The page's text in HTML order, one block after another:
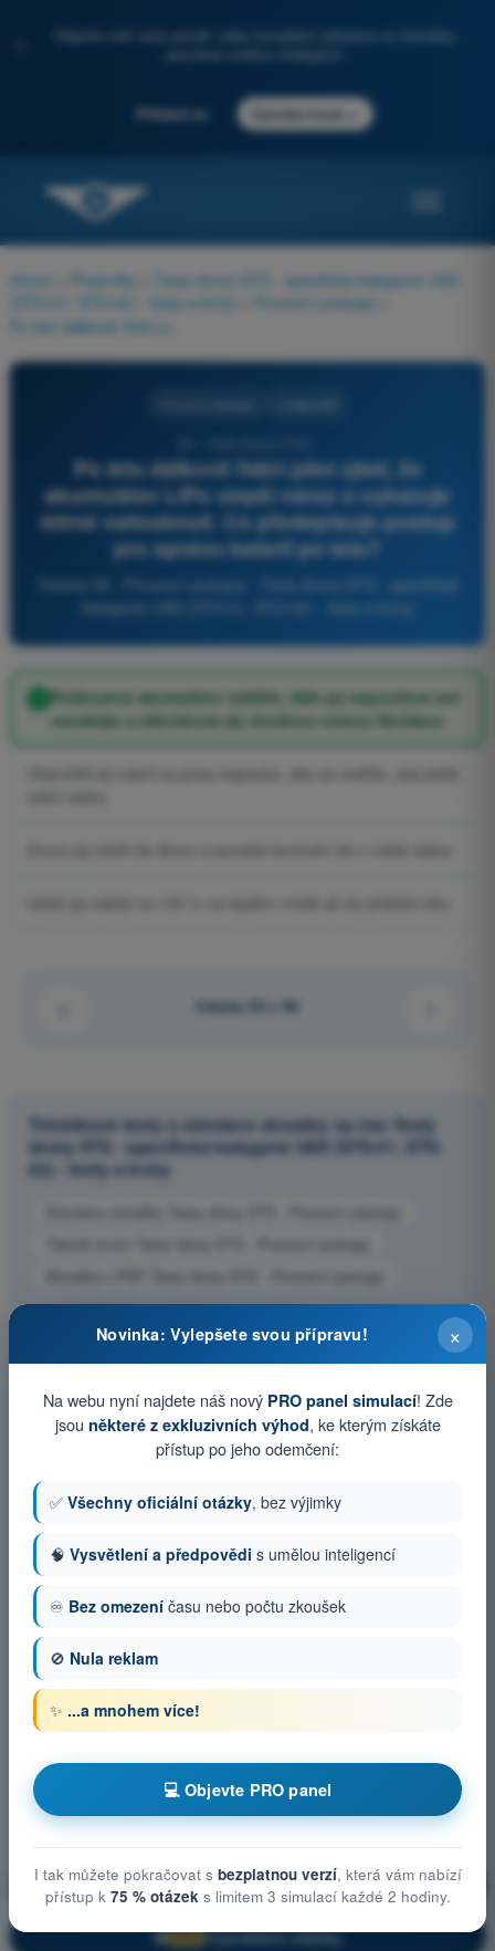
Objevte náš nový portál: vaše kompletní příprava na zkoušky,
Přihlásit se Začněte hned
Home Předměty
Testy drony STS - specifická kategorie UAS
(STS-01, STS-02) - testy a kvízy
Provozní postupy
Po letu dálkově řídící pilot zjistí, že
akumulátor LiPo utrpěl náraz a vykazuje
mírné nafouknutí. Co předepisuje postup
pro správu baterií po letu?
Poškozený akumulátor oddělit, dále jej nepoužívat ani
nenabíjet a zlikvidovat jej vhodnou cestou likvidace
Otázka 59 z 96
Tréninkové testy a simulace zkoušky na čas Testy
drony STS - specifická kategorie UAS (STS-01, STS-
02) - testy a kvízy
Simulace zkoušky Testy drony STS - Provozní postupy
Trénink kvízů Testy drony STS - Provozní postupy
Zkouška v PDF Testy drony STS - Provozní postupy
Provozní postupy Trénink!
🔒 PRO Vysvětlení otázky
×
Novinka: Vylepšete svou přípravu!
Na webu nyní najdete náš nový PRO panel simulací! Zde
jsou některé z exkluzivních výhod, ke kterým získáte
přístup po jeho odemčení:
✅ Všechny oficiální otázky, bez výjimky
🧠 Vysvětlení a předpovědi s umělou inteligencí
♾️ Bez omezení času nebo počtu zkoušek
🚫 Nula reklam
✨ ...a mnohem více!
💻 Objevte PRO panel
I tak můžete pokračovat s bezplatnou verzí, která vám nabízí
přístup k 75 % otázeks limitem 3 simulací každé 2 hodiny.